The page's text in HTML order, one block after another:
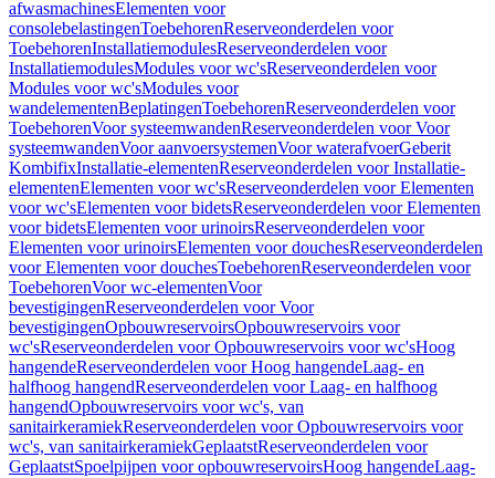
afwasmachinesElementen voor
consolebelastingenToebehorenReserveonderdelen voor
ToebehorenInstallatiemodulesReserveonderdelen voor
InstallatiemodulesModules voor wc'sReserveonderdelen voor
Modules voor wc'sModules voor
wandelementenBeplatingenToebehorenReserveonderdelen voor
ToebehorenVoor systeemwandenReserveonderdelen voor Voor
systeemwandenVoor aanvoersystemenVoor waterafvoerGeberit
KombifixInstallatie-elementenReserveonderdelen voor Installatie-
elementenElementen voor wc'sReserveonderdelen voor Elementen
voor wc'sElementen voor bidetsReserveonderdelen voor Elementen
voor bidetsElementen voor urinoirsReserveonderdelen voor
Elementen voor urinoirsElementen voor douchesReserveonderdelen
voor Elementen voor douchesToebehorenReserveonderdelen voor
ToebehorenVoor wc-elementenVoor
bevestigingenReserveonderdelen voor Voor
bevestigingenOpbouwreservoirsOpbouwreservoirs voor
wc'sReserveonderdelen voor Opbouwreservoirs voor wc'sHoog
hangendeReserveonderdelen voor Hoog hangendeLaag- en
halfhoog hangendReserveonderdelen voor Laag- en halfhoog
hangendOpbouwreservoirs voor wc's, van
sanitairkeramiekReserveonderdelen voor Opbouwreservoirs voor
wc's, van sanitairkeramiekGeplaatstReserveonderdelen voor
GeplaatstSpoelpijpen voor opbouwreservoirsHoog hangendeLaag-